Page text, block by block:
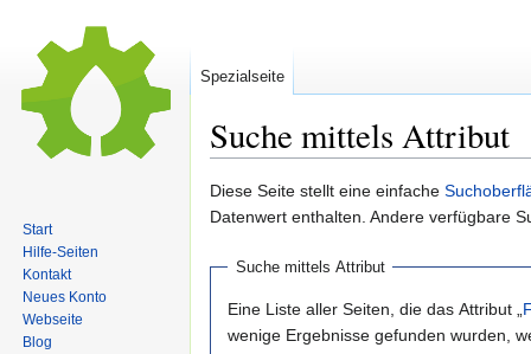
Suche mittels Attribut
Zur
Navigation
Zur
Suche
Diese Seite stellt eine einfache
Datenwert enthalten. Andere verfügbare
Suche mittels Attribut
Eine Liste aller Seiten, die das Attribut „
wenige Ergebnisse gefunden wurden,
Spezialseite
Start
Hilfe-Seiten
Kontakt
Neues Konto
Webseite
Blog